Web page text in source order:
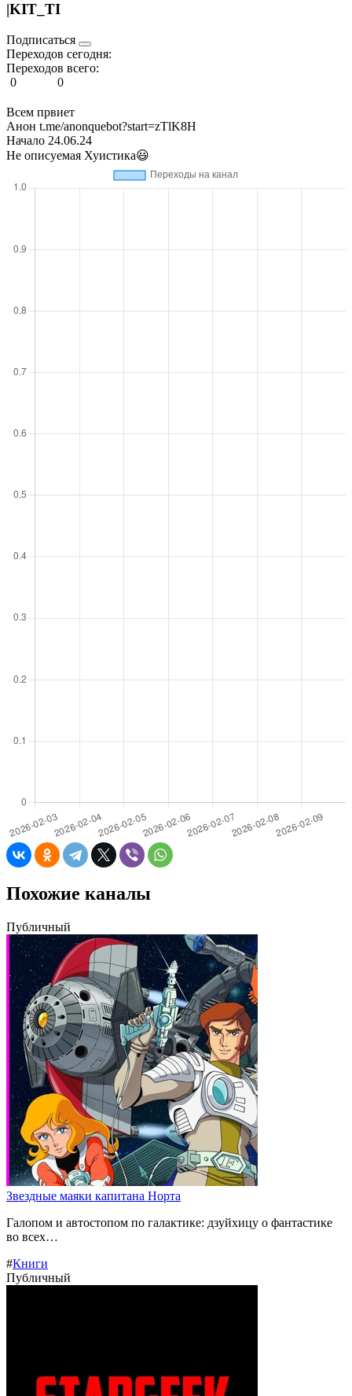
|KIT_TI
Подписаться
Переходов сегодня:
Переходов всего:
0
0
Всем првиет
Анон t.me/anonquebot?start=zTlK8H
Начало 24.06.24
Не описуемая Хуистика😃
Похожие каналы
Публичный
Звездные маяки капитана Норта
Галопом и автостопом по галактике: дзуйхицу о фантастике
во всех…
#Книги
Публичный